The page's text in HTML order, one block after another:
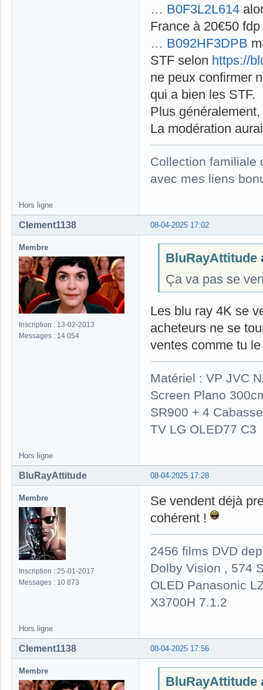
… B0F3L2L614
France à 20€50
… B092HF3DPB
STF selon https://
ne peux confirmer
qui a bien les STF.
Plus
La modération
Collection familiale
avec mes liens
Hors ligne
08-04-2025 17:02
Clement1138
Membre
Inscription : 13-02-2013
Messages : 14 054
BluRayAttitude
Ça va pas se
Les blu ray 4K se
acheteurs ne se
ventes comme tu
Matériel : VP JVC
Screen Plano
SR900 + 4
TV LG OLED77 C3
Hors ligne
08-04-2025 17:28
BluRayAttitude
Membre
Inscription : 25-01-2017
Messages : 10 873
Se vendent déjà
cohérent !
2456 films DVD
Dolby Vision , 574
OLED Panasonic
X3700H 7.1.2
Hors ligne
08-04-2025 17:56
Clement1138
Membre
BluRayAttitude